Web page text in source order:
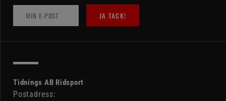
JA TACK!
Tidnings AB Ridsport
Postadress: